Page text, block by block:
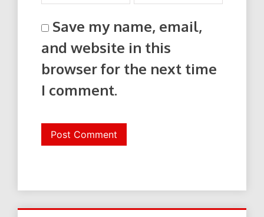
Save my name, email,
and website in this
browser for the next time
I comment.